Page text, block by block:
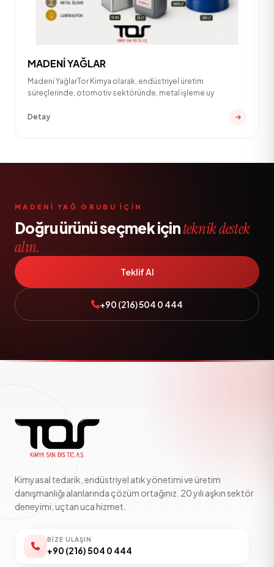
MADENİ YAĞLAR
Madeni YağlarTor Kimya olarak, endüstriyel üretim
süreçlerinde, otomotiv sektöründe, metal işleme uy
Detay
MADENI YAĞ GRUBU IÇIN
Doğru ürünü seçmek içinteknik destek
alın.
Teklif Al
+90 (216) 504 0 444
Kimyasal tedarik, endüstriyel atık yönetimi ve üretim
danışmanlığı alanlarında çözüm ortağınız. 20 yılı aşkın sektör
deneyimi, uçtan uca hizmet.
BIZE ULAŞIN
+90 (216) 504 0 444